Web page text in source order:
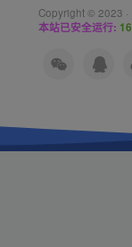
Copyright © 2023 ·
本站已安全运行: